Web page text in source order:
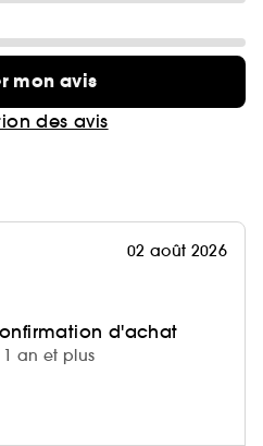
mon avis
des avis
02 août 2026
d'achat
an et plus